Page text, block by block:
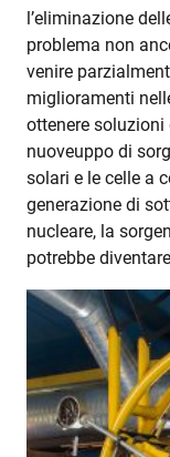
l’eliminazione
problema non
venire
miglioramenti
ottenere
nuoveuppo di
solari e le celle a
generazione di
nucleare, la
potrebbe